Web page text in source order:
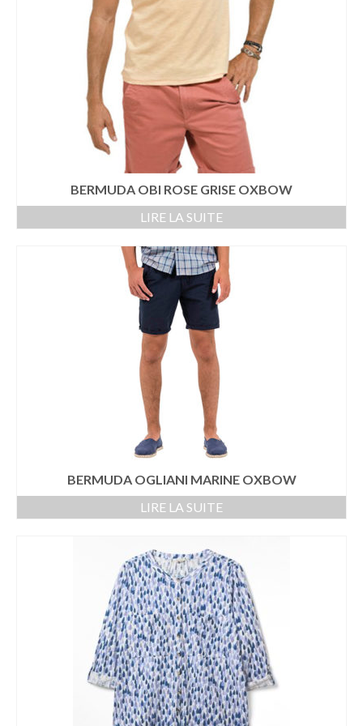
BERMUDA – SHORT
BLOUSON – VESTE
PANTALON
CHEMISE
POLO
SWEAT
T-SHIRT
CARTES CADEAUX
CHAUSSETTES
LINGERIE DE NUIT & HOMEWEAR
SAC A MAIN
SAC A MAIN
SORUKA
WOOMEN VEGAN
FRAGANCES & COSMETIQUES
AUTOUR DU BAIN
BERMUDA OBI ROSE GRISE OXBOW
LIRE LA SUITE
BERMUDA OGLIANI MARINE OXBOW
LIRE LA SUITE